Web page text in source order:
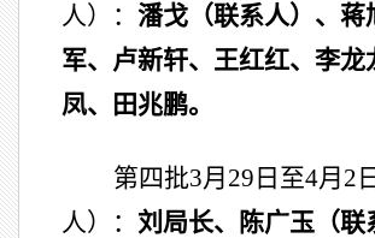
人）： 潘戈（联系人）、蒋
军、卢新轩、王红红、李龙
凤、田兆鹏。
第四批3月29日至4月2
人）： 刘局长、陈广玉（联